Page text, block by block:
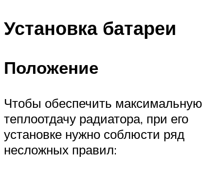
Установка батареи
Положение
Чтобы обеспечить максимальную
теплоотдачу радиатора, при его
установке нужно соблюсти ряд
несложных правил: